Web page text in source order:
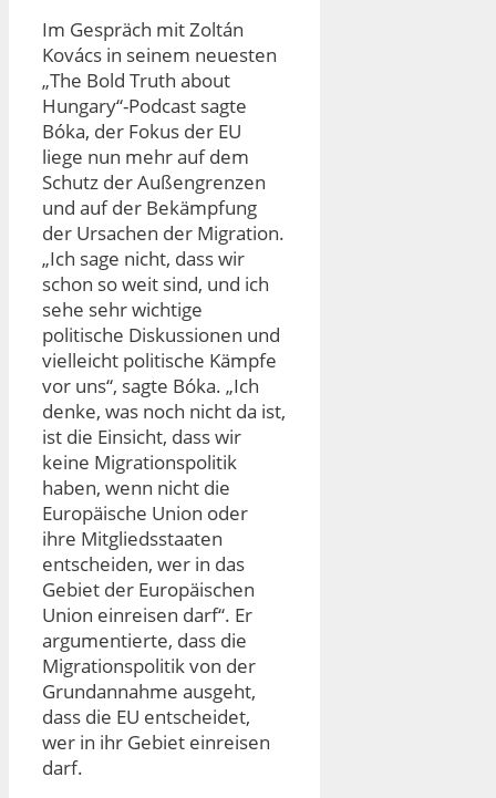
Im Gespräch mit Zoltán
Kovács in seinem neuesten
„The Bold Truth about
Hungary“-Podcast sagte
Bóka, der Fokus der EU
liege nun mehr auf dem
Schutz der Außengrenzen
und auf der Bekämpfung
der Ursachen der Migration.
„Ich sage nicht, dass wir
schon so weit sind, und ich
sehe sehr wichtige
politische Diskussionen und
vielleicht politische Kämpfe
vor uns“, sagte Bóka. „Ich
denke, was noch nicht da ist,
ist die Einsicht, dass wir
keine Migrationspolitik
haben, wenn nicht die
Europäische Union oder
ihre Mitgliedsstaaten
entscheiden, wer in das
Gebiet der Europäischen
Union einreisen darf“. Er
argumentierte, dass die
Migrationspolitik von der
Grundannahme ausgeht,
dass die EU entscheidet,
wer in ihr Gebiet einreisen
darf.